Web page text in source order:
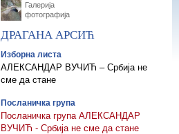
Галерија
фотографија
ДРАГАНААРСИЋ
Изборна листа
АЛЕКСАНДАР ВУЧИЋ – Србија не
сме да стане
Посланичка група
Посланичка група АЛЕКСАНДАР
ВУЧИЋ - Србија не сме да стане